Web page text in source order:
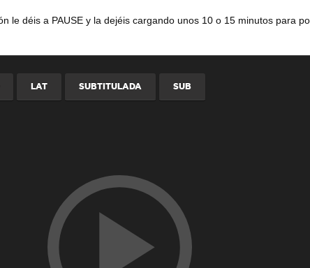
le déis a PAUSE y la dejéis cargando unos 10 o 15 minutos para
LAT SUBTITULADA SUB